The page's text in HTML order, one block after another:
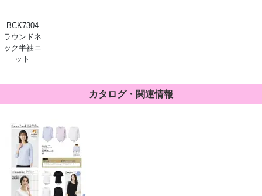
BCK7304
ラウンドネ
ック半袖ニ
ット
カタログ・関連情報